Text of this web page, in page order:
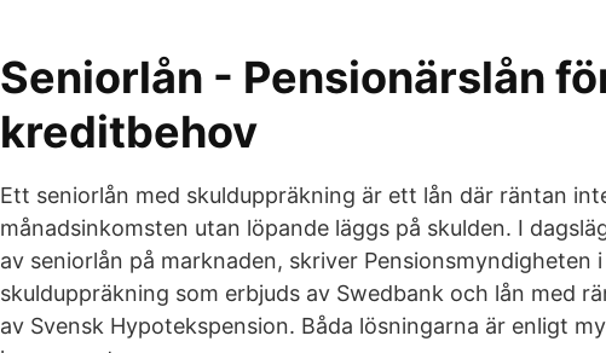
Seniorlån - Pensionärslån
kreditbehov
Ett seniorlån med skulduppräkning är ett lån där räntan
månadsinkomsten utan löpande läggs på skulden. I
av seniorlån på marknaden, skriver Pensionsmyndigheten
skulduppräkning som erbjuds av Swedbank och lån med
av Svensk Hypotekspension. Båda lösningarna är enligt